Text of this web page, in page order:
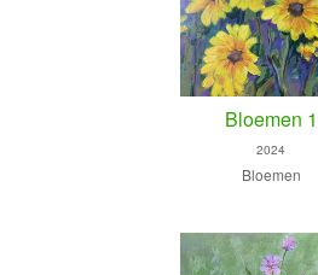
Bloemen 1
2024
Bloemen